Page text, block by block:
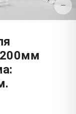
−
200мм